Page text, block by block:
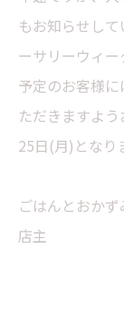
もお知らせし
ーサリーウィ
予定のお客様
ただきますよ
25日(月)となり
ごはんとおか
店主